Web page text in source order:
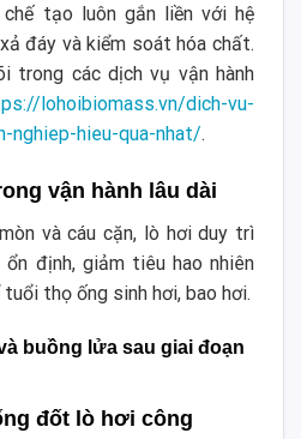
tạo luôn gắn liền với hệ
đáy và kiểm soát hóa chất.
trong các dịch vụ vận hành
lohoibiomass.vn/dich-vu-
nghiep-hieu-qua-nhat/.
vận hành lâu dài
và cáu cặn, lò hơi duy trì
định, giảm tiêu hao nhiên
thọ ống sinh hơi, bao hơi.
buồng lửa sau giai đoạn
đốt lò hơi công